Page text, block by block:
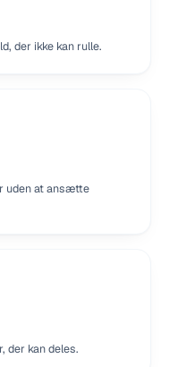
der ikke kan rulle.
uden at ansætte
der kan deles.